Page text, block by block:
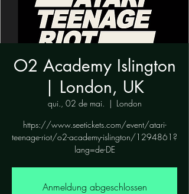
O2 Academy Islington
| London, UK
qui., 02 de mai.
  |
London
https://www.seetickets.com/event/atari-
teenage-riot/o2-academy-islington/1294861?
lang=de-DE
Anmeldung abgeschlossen